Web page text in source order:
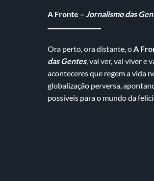
A Fronte –Jornalismo das
Ora perto, ora distante, oA
das Gentes, vai ver, vai viver e
aconteceres que regem a vida
globalização perversa,
possíveis para o mundo da